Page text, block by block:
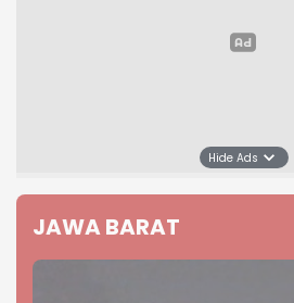
JAWA BARAT
Hide Ads